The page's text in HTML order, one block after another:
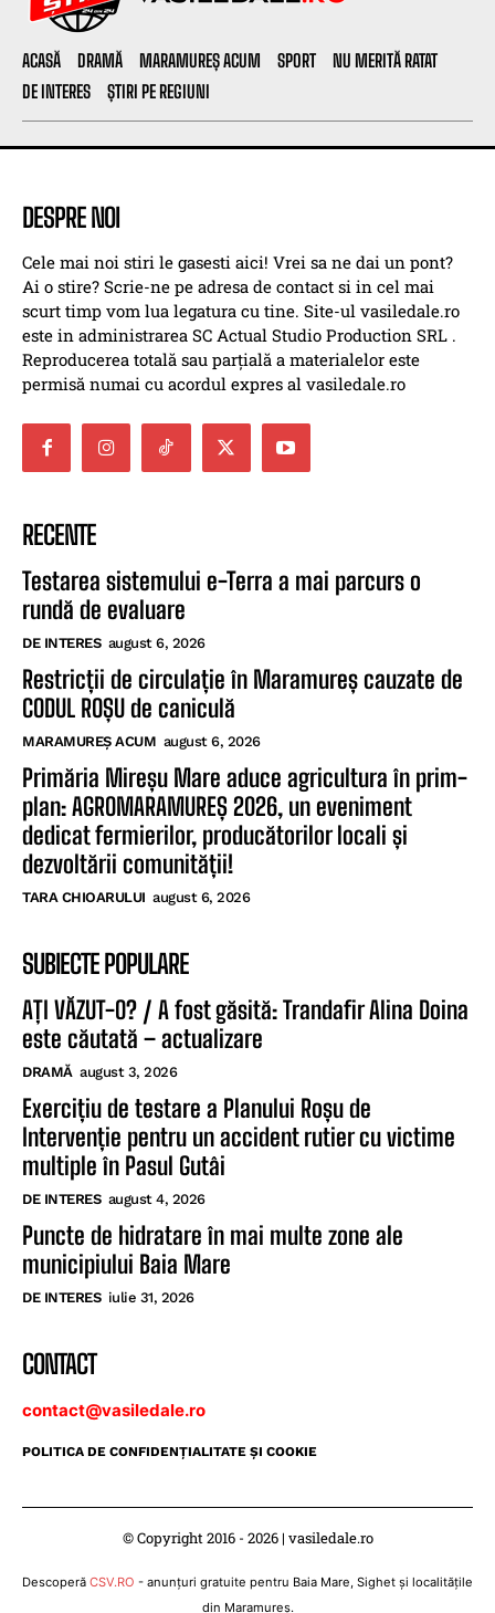
ACASĂ DRAMĂ MARAMUREȘ ACUM SPORT
NU MERITĂ RATAT
DE INTERES
ȘTIRI PE REGIUNI
DESPRE NOI
Cele mai noi stiri le gasesti aici! Vrei sa ne dai un pont?
Ai o stire? Scrie-ne pe adresa de contact si in cel mai
scurt timp vom lua legatura cu tine. Site-ul vasiledale.ro
este in administrarea SC Actual Studio Production SRL .
Reproducerea totală sau parțială a materialelor este
permisă numai cu acordul expres al vasiledale.ro
RECENTE
Testarea sistemului e-Terra a mai parcurs o
rundă de evaluare
DE INTERES august 6, 2026
Restricții de circulație în Maramureș cauzate de
CODUL ROȘU de caniculă
MARAMUREȘ ACUM august 6, 2026
Primăria Mireșu Mare aduce agricultura în prim-
plan: AGROMARAMUREȘ 2026, un eveniment
dedicat fermierilor, producătorilor locali și
dezvoltării comunității!
TARA CHIOARULUI august 6, 2026
SUBIECTE POPULARE
AȚI VĂZUT-O? / A fost găsită: Trandafir Alina Doina
este căutată – actualizare
DRAMĂ august 3, 2026
Exercițiu de testare a Planului Roșu de
Intervenție pentru un accident rutier cu victime
multiple în Pasul Gutâi
DE INTERES august 4, 2026
Puncte de hidratare în mai multe zone ale
municipiului Baia Mare
DE INTERES iulie 31, 2026
CONTACT
contact@vasiledale.ro
POLITICA DE CONFIDENŢIALITATE ŞI COOKIE
© Copyright 2016 - 2026 | vasiledale.ro
Descoperă CSV.RO - anunțuri gratuite pentru Baia Mare, Sighet și localitățile
din Maramureș.